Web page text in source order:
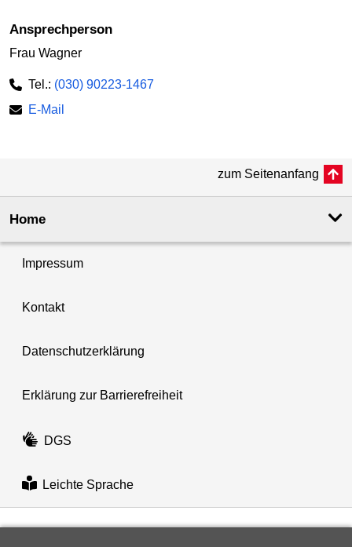
Ansprechperson
Frau Wagner
Tel.: (030) 90223-1467
E-Mail
zum Seitenanfang
Home
Impressum
Kontakt
Datenschutzerklärung
Erklärung zur Barrierefreiheit
DGS
Leichte Sprache